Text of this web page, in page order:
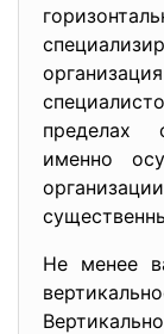
пределах
именно
Не менее